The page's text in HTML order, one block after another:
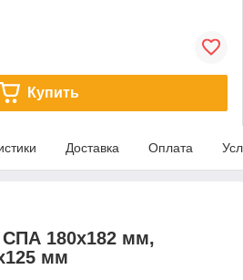
Купить
Доставка Оплата
180х182 мм,
мм